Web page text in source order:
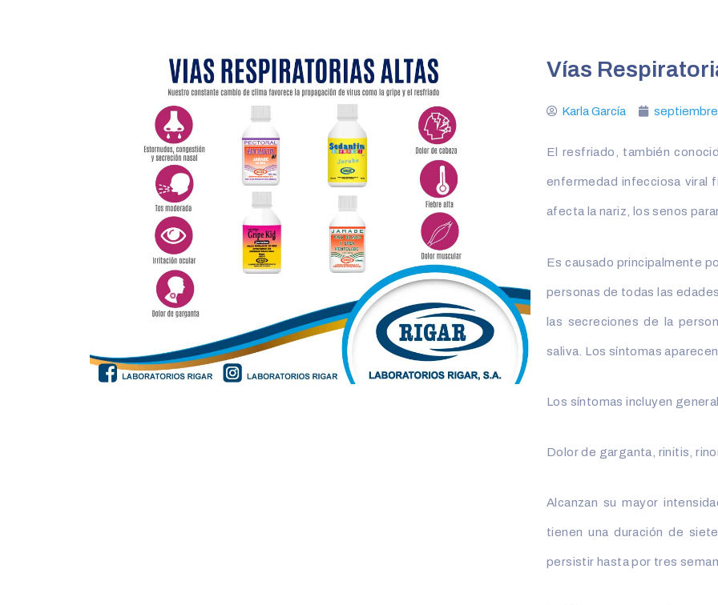
Vías
Karla García
El resfriado, también
enfermedad infecciosa viral
afecta la nariz, los senos
Es causado principalmente
personas de todas las
las secreciones de la
saliva. Los síntomas
Los síntomas incluyen
Dolor de garganta, rinitis,
Alcanzan su mayor
tienen una duración de
persistir hasta por tres